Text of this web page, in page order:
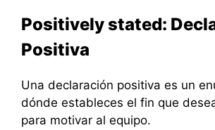
Positively stated:
Positiva
Una declaración positiva es un
dónde estableces el fin que
para motivar al equipo.